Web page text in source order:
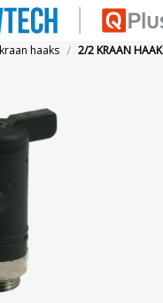
HAAKS Ø8 - G1/4
haaks / 2/2 KRAAN